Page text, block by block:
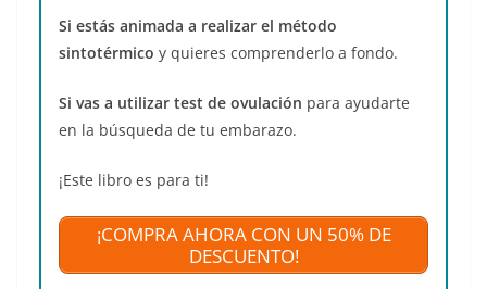
Si estás animada a realizar el método
sintotérmico y quieres comprenderlo a fondo.
Si vas a utilizar test de ovulación para ayudarte
en la búsqueda de tu embarazo.
¡Este libro es para ti!
¡COMPRA AHORA CON UN 50% DE
DESCUENTO!